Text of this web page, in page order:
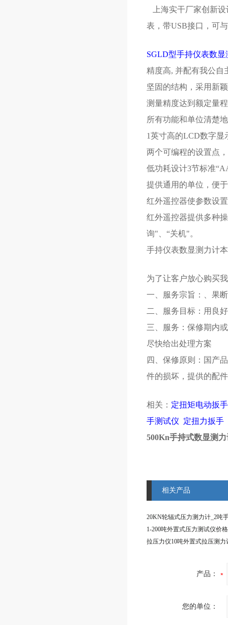
上海实干厂家创新设
表，带USB接口，可
SGLD型手持仪表数显
精度高, 并配有我公自
坚固的结构，采用新
测量精度达到额定量
所有功能和单位清楚
1英寸高的LCD数字
两个可编程的设置点
低功耗设计3节标准
提供通用的单位，便
红外遥控器使参数设
红外遥控器提供多种
询"、“关机"。
手持仪表数显测力计
为了让客户放心购买
一、服务宗旨：、果
二、服务目标：用良
三、服务：保修期内
尽快给出处理方案
四、保修原则：国产
件的损坏，提供的配
相关： 定扭矩电动扳手
手测试仪 定扭力扳手
500Kn手持式数显测
相关产品
产品：
您的单位：